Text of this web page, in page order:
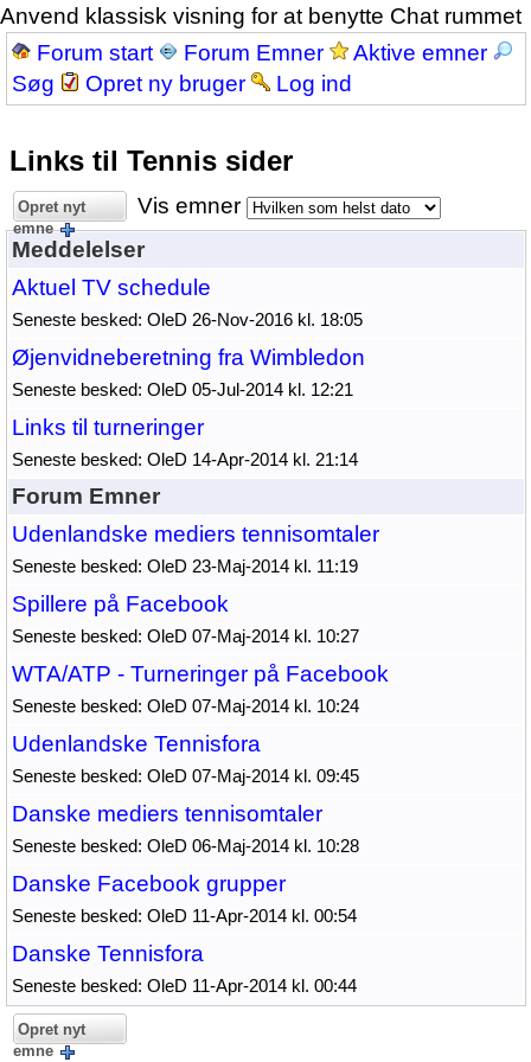
Anvend klassisk visning for at benytte Chat rummet
Forum start Forum Emner
Aktive emner
Søg
Opret ny bruger Log ind
Links til Tennis sider
Opret nyt
emne
Vis emner
Meddelelser
Aktuel TV schedule
Seneste besked: OleD 26-Nov-2016 kl. 18:05
Øjenvidneberetning fra Wimbledon
Seneste besked: OleD 05-Jul-2014 kl. 12:21
Links til turneringer
Seneste besked: OleD 14-Apr-2014 kl. 21:14
Forum Emner
Udenlandske mediers tennisomtaler
Seneste besked: OleD 23-Maj-2014 kl. 11:19
Spillere på Facebook
Seneste besked: OleD 07-Maj-2014 kl. 10:27
WTA/ATP - Turneringer på Facebook
Seneste besked: OleD 07-Maj-2014 kl. 10:24
Udenlandske Tennisfora
Seneste besked: OleD 07-Maj-2014 kl. 09:45
Danske mediers tennisomtaler
Seneste besked: OleD 06-Maj-2014 kl. 10:28
Danske Facebook grupper
Seneste besked: OleD 11-Apr-2014 kl. 00:54
Danske Tennisfora
Seneste besked: OleD 11-Apr-2014 kl. 00:44
Opret nyt
emne